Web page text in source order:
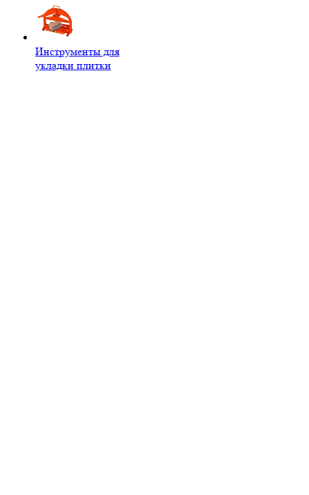
Инструменты для
укладки плитки